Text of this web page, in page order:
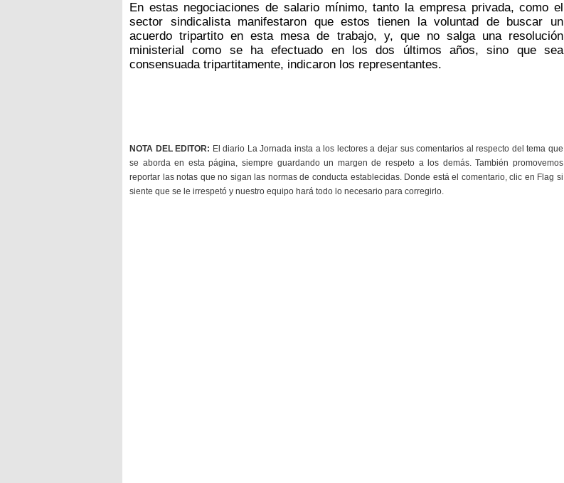
En estas negociaciones de salario mínimo, tanto la empresa privada, como el
sector sindicalista manifestaron que estos tienen la voluntad de buscar un
acuerdo tripartito en esta mesa de trabajo, y, que no salga una resolución
ministerial como se ha efectuado en los dos últimos años, sino que sea
consensuada tripartitamente, indicaron los representantes.
NOTA DEL EDITOR: El diario La Jornada insta a los lectores a dejar sus comentarios al respecto del tema que
se aborda en esta página, siempre guardando un margen de respeto a los demás. También promovemos
reportar las notas que no sigan las normas de conducta establecidas. Donde está el comentario, clic en Flag si
siente que se le irrespetó y nuestro equipo hará todo lo necesario para corregirlo.